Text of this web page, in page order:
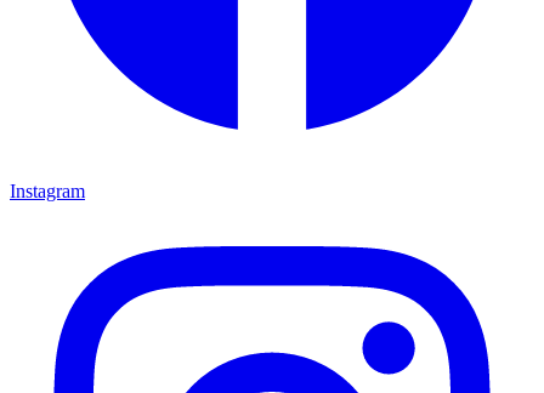
Instagram